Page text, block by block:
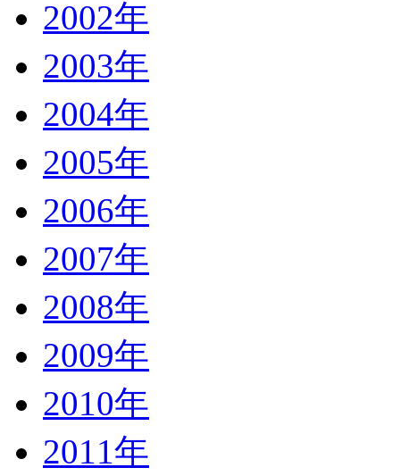
2002年
2003年
2004年
2005年
2006年
2007年
2008年
2009年
2010年
2011年